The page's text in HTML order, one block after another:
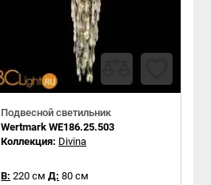
Подвесной светильник
Wertmark WE186.25.503
Коллекция: Divina
В: 220 см Д: 80 см